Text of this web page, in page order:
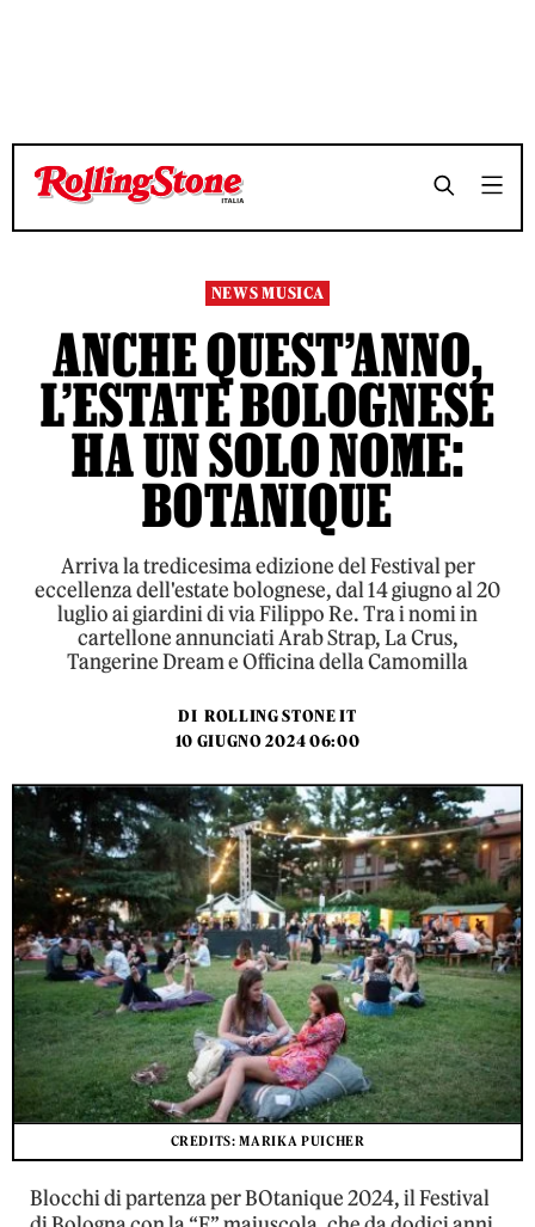
TEMPO DI LETTURA 4 MINUTI SHARE
TEMPO DI LETTURA 4 MINUTI SHARE
NEWS MUSICA
ANCHE QUEST’ANNO,
L’ESTATE BOLOGNESE
HA UN SOLO NOME:
BOTANIQUE
Arriva la tredicesima edizione del Festival per
eccellenza dell'estate bolognese, dal 14 giugno al 20
luglio ai giardini di via Filippo Re. Tra i nomi in
cartellone annunciati Arab Strap, La Crus,
Tangerine Dream e Officina della Camomilla
DI ROLLING STONE IT
10 GIUGNO 2024 06:00
CREDITS: MARIKA PUICHER
Blocchi di partenza per BOtanique 2024, il Festival